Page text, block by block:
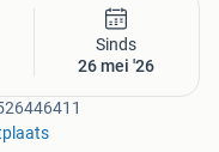
Sinds
26 mei '26